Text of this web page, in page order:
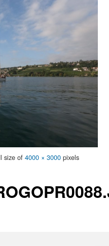
size of 4000 × 3000 pixels